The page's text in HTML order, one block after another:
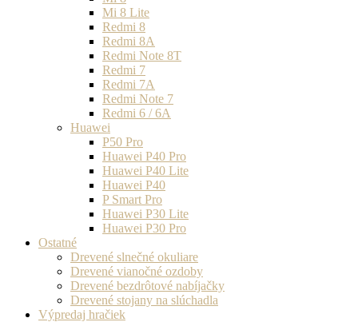
Mi 8 Lite
Redmi 8
Redmi 8A
Redmi Note 8T
Redmi 7
Redmi 7A
Redmi Note 7
Redmi 6 / 6A
Huawei
P50 Pro
Huawei P40 Pro
Huawei P40 Lite
Huawei P40
P Smart Pro
Huawei P30 Lite
Huawei P30 Pro
Ostatné
Drevené slnečné okuliare
Drevené vianočné ozdoby
Drevené bezdrôtové nabíjačky
Drevené stojany na slúchadla
Výpredaj hračiek